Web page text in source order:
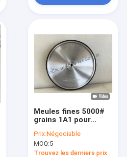
Meules fines 5000#
grains 1A1 pour
disque à meuler
aggloméré à la résine
Prix:Négociable
MOQ:5
Trouvez les derniers prix